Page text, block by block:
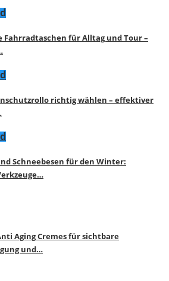
Fahrradtaschen für Alltag und Tour –
richtig wählen – effektiver
Schneebesen für den Winter:
Aging Cremes für sichtbare
und…